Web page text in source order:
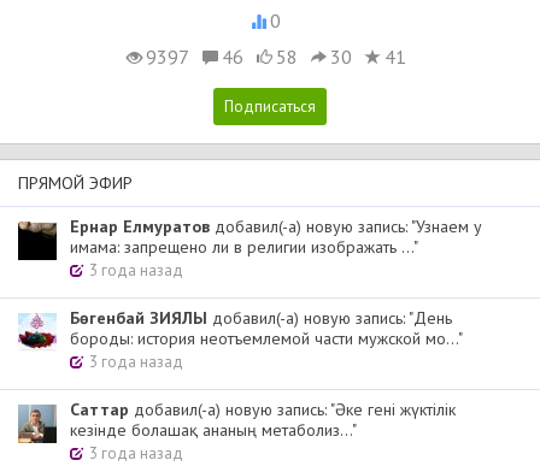
0
9397
46 58 30 41
ПРЯМОЙ ЭФИР
Ернар Елмуратов добавил(-а) новую запись: "Узнаем у
имама: запрещено ли в религии изображать ..."
3 года назад
Бөгенбай ЗИЯЛЫ добавил(-а) новую запись: "День
бороды: история неотъемлемой части мужской мо..."
3 года назад
Cаттар добавил(-а) новую запись: "Әке гені жүктілік
кезінде болашақ ананың метаболиз..."
3 года назад